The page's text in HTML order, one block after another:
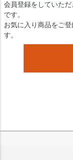
会員登録をしていた
です。
お気に入り商品をご
す。